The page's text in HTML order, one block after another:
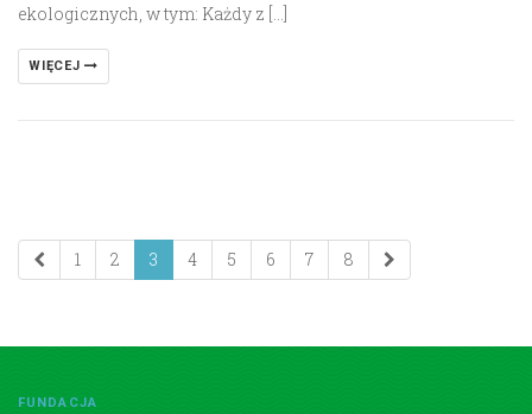
ekologicznych, w tym: Każdy z […]
WIĘCEJ
1 2 3 4 5 6 7 8
FUNDACJA